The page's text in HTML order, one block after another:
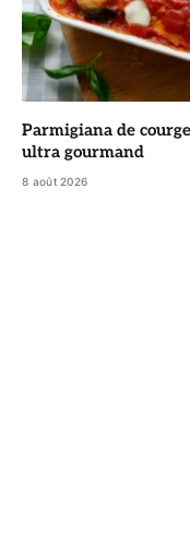
Parmigiana de
ultra gourmand
8 août 2026